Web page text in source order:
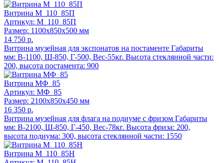
Витрина М_110_85П
Артикул: М_110_85П
Размер: 1100x850x500 мм
14 750 р.
Витрина музейная для экспонатов на постаменте Габариты
мм: В-1100, Ш-850, Г-500, Вес-55кг. Высота стеклянной части:
200, высота постамента: 900
Витрина МФ_85
Артикул: МФ_85
Размер: 2100x850x450 мм
16 350 р.
Витрина музейная для флага на подиуме с фризом Габариты
мм: В-2100, Ш-850, Г-450, Вес-78кг. Высота фриза: 200,
высота подиума: 300, высота стеклянной части: 1550
Витрина М_110_85Н